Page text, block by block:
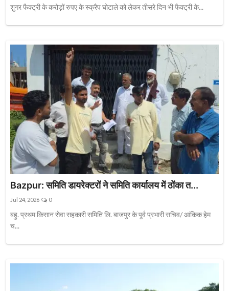
शुगर फैक्ट्री के करोड़ों रुपए के स्क्रैप घोटाले को लेकर तीसरे दिन भी फैक्ट्री के...
Bazpur: समिति डायरेक्टरों ने समिति कार्यालय में ठोंका त...
Jul 24, 2026 0
बहु. प्रथम किसान सेवा सहकारी समिति लि. बाजपुर के पूर्व प्रभारी सचिव/ आंकिक हेम
च...